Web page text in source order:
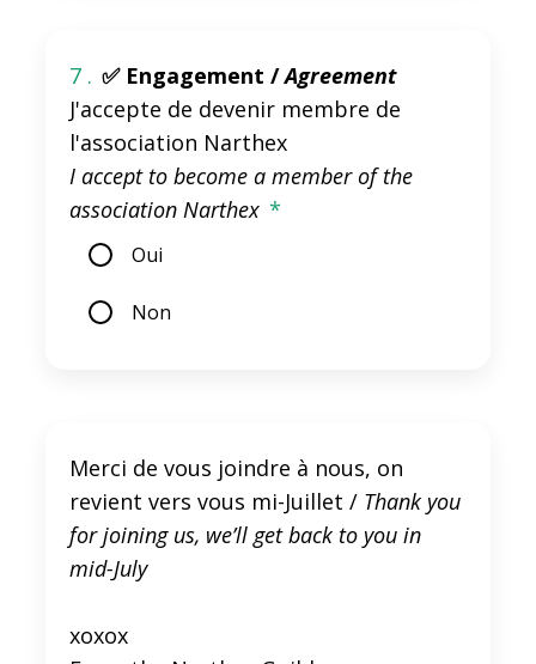
7 . ✅ Engagement /Agreement
J'accepte de devenir membre de
l'association Narthex
I accept to become a member of the
association Narthex *
Oui
Non
Merci de vous joindre à nous, on
revient vers vous mi-Juillet / Thank you
for joining us, we’ll get back to you in
mid-July
xoxox